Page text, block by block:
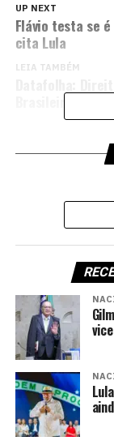
UP NEXT
Flávio testa se
cita Lula
LEIA TAMBÉM
Brasileiros